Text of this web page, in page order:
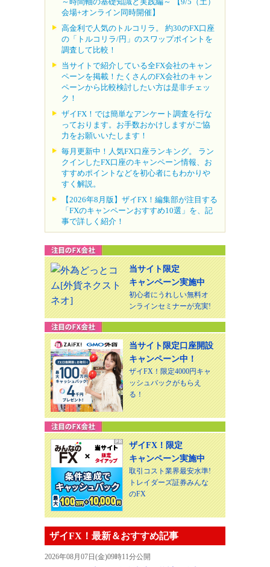
会場+オンライン同時開催】
高金利で人気のトルコリラ。 約30のFX口座
の「トルコリラ/円」のスワップポイントを
調査して比較！
当サイトで紹介している全FX会社のキャン
ペーンを掲載！たくさんのFX会社のキャン
ペーンから比較検討したい方は是非チェッ
ク！
ザイFX！では簡単なアンケート調査を行な
っております。お手数おかけしますがご協
力をお願いいたします！
毎月更新中！人気FX口座ランキング。 ラン
クインしたFX口座のキャンペーン情報、お
すすめポイントなどを初心者にもわかりや
すく解説。
【2026年8月版】ザイFX！編集部が注目する
「FXのキャンペーンおすすめ10選」を、記
事で詳しく紹介！
当サイト限定
キャンペーン実施中
初心者にうれしい無料オ
ンラインセミナーが充実!
当サイト限定口座開設
キャンペーン中！
ザイFX！限定4000円キャ
ッシュバックがもらえ
る！
ザイFX！限定
キャンペーン実施中
取引コスト業界最安水準!
トレイダーズ証券みんな
のFX
ザイFX！最新＆おすすめ記事
2026年08月07日(金)09時11分公開